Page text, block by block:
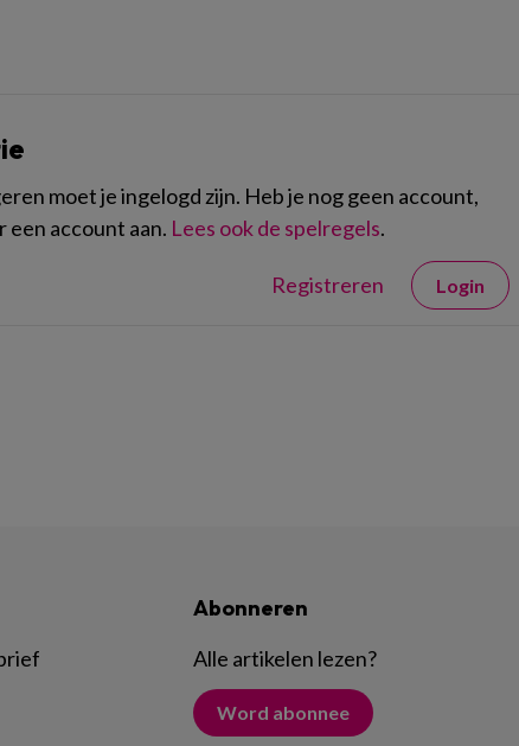
moet je ingelogd zijn. Heb je nog geen account,
een account aan. Lees ook de spelregels.
Registreren Login
Abonneren
Alle artikelen lezen?
Word abonnee